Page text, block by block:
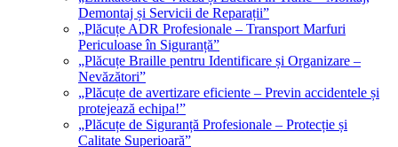
Demontaj și Servicii de Reparații”
„Plăcuțe ADR Profesionale – Transport Marfuri
Periculoase în Siguranță”
„Plăcuțe Braille pentru Identificare și Organizare –
Nevăzători”
„Plăcuțe de avertizare eficiente – Previn accidentele și
protejează echipa!”
„Plăcuțe de Siguranță Profesionale – Protecție și
Calitate Superioară”